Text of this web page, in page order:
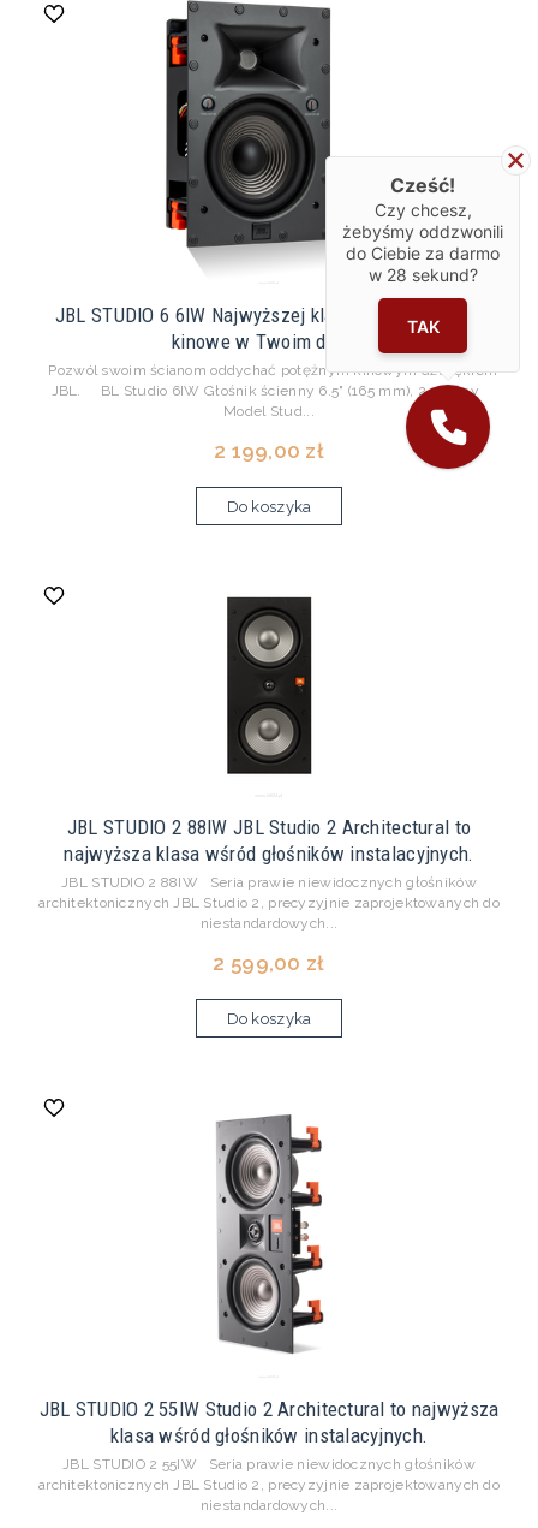
JBL STUDIO 6 6IW Najwyższej klasy doświadczenie
kinowe w Twoim domu.
Pozwól swoim ścianom oddychać potężnym kinowym dźwiękiem
JBL. BL Studio 6IW Głośnik ścienny 6.5" (165 mm), 2-drożny
Model Stud...
2 199,00 zł
Do koszyka
JBL STUDIO 2 88IW JBL Studio 2 Architectural to
najwyższa klasa wśród głośników instalacyjnych.
JBL STUDIO 2 88IW Seria prawie niewidocznych głośników
architektonicznych JBL Studio 2, precyzyjnie zaprojektowanych do
niestandardowych...
2 599,00 zł
Do koszyka
JBL STUDIO 2 55IW Studio 2 Architectural to najwyższa
klasa wśród głośników instalacyjnych.
JBL STUDIO 2 55IW Seria prawie niewidocznych głośników
architektonicznych JBL Studio 2, precyzyjnie zaprojektowanych do
niestandardowych...
Cześć!
Czy chcesz,
żebyśmy oddzwonili
do Ciebie za darmo
w 28 sekund?
TAK